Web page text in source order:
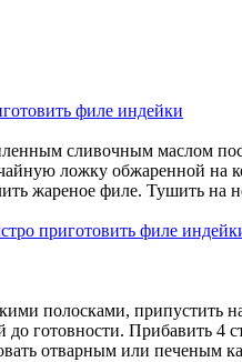
сливочным маслом
ложку обжаренной на
жареное филе. Тушить на
полосками,
готовности. Прибавить 4
отварным или